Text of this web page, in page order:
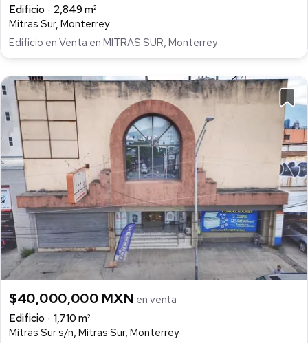
Edificio
2,849 m²
Mitras Sur, Monterrey
Edificio en Venta en MITRAS SUR, Monterrey
$40,000,000 MXN en venta
Edificio
1,710 m²
Mitras Sur s/n, Mitras Sur, Monterrey